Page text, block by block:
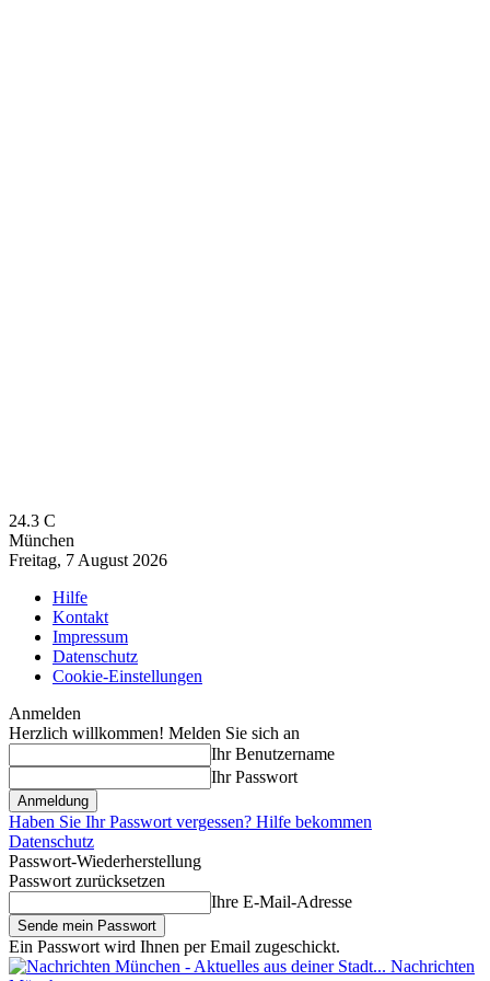
24.3 C
München
Freitag, 7 August 2026
Hilfe
Kontakt
Impressum
Datenschutz
Cookie-Einstellungen
Anmelden
Herzlich willkommen! Melden Sie sich an
Ihr Benutzername
Ihr Passwort
Haben Sie Ihr Passwort vergessen? Hilfe bekommen
Datenschutz
Passwort-Wiederherstellung
Passwort zurücksetzen
Ihre E-Mail-Adresse
Ein Passwort wird Ihnen per Email zugeschickt.
Nachrichten